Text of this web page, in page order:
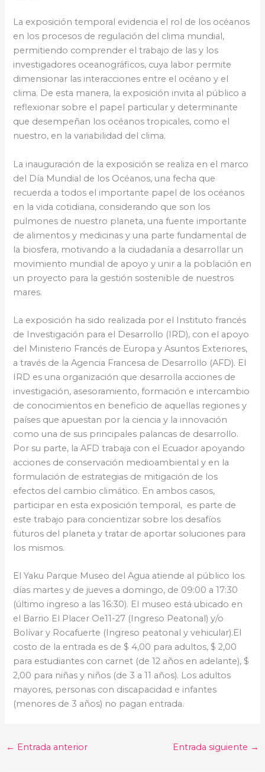
La exposición temporal evidencia el rol de los océanos
en los procesos de regulación del clima mundial,
permitiendo comprender el trabajo de las y los
investigadores oceanográficos, cuya labor permite
dimensionar las interacciones entre el océano y el
clima. De esta manera, la exposición invita al público a
reflexionar sobre el papel particular y determinante
que desempeñan los océanos tropicales, como el
nuestro, en la variabilidad del clima.
La inauguración de la exposición se realiza en el marco
del Día Mundial de los Océanos, una fecha que
recuerda a todos el importante papel de los océanos
en la vida cotidiana, considerando que son los
pulmones de nuestro planeta, una fuente importante
de alimentos y medicinas y una parte fundamental de
la biosfera, motivando a la ciudadanía a desarrollar un
movimiento mundial de apoyo y unir a la población en
un proyecto para la gestión sostenible de nuestros
mares.
La exposición ha sido realizada por el Instituto francés
de Investigación para el Desarrollo (IRD), con el apoyo
del Ministerio Francés de Europa y Asuntos Exteriores,
a través de la Agencia Francesa de Desarrollo (AFD). El
IRD es una organización que desarrolla acciones de
investigación, asesoramiento, formación e intercambio
de conocimientos en beneficio de aquellas regiones y
países que apuestan por la ciencia y la innovación
como una de sus principales palancas de desarrollo.
Por su parte, la AFD trabaja con el Ecuador apoyando
acciones de conservación medioambiental y en la
formulación de estrategias de mitigación de los
efectos del cambio climático. En ambos casos,
participar en esta exposición temporal, es parte de
este trabajo para concientizar sobre los desafíos
futuros del planeta y tratar de aportar soluciones para
los mismos.
El Yaku Parque Museo del Agua atiende al público los
días martes y de jueves a domingo, de 09:00 a 17:30
(último ingreso a las 16:30). El museo está ubicado en
el Barrio El Placer Oe11-27 (Ingreso Peatonal) y/o
Bolívar y Rocafuerte (Ingreso peatonal y vehicular).El
costo de la entrada es de $ 4,00 para adultos, $ 2,00
para estudiantes con carnet (de 12 años en adelante), $
2,00 para niñas y niños (de 3 a 11 años). Los adultos
mayores, personas con discapacidad e infantes
(menores de 3 años) no pagan entrada.
← Entrada anterior Entrada siguiente →